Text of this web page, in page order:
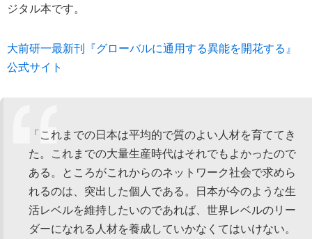
ジタル本です。
大前研一最新刊『グローバルに通用する異能を開花する』
公式サイト
「これまでの日本は平均的で質のよい人材を育ててき
た。これまでの大量生産時代はそれでもよかったので
ある。ところがこれからのネットワーク社会で求めら
れるのは、突出した個人である。日本が今のような生
活レベルを維持したいのであれば、世界レベルのリー
ダーになれる人材を養成していかなくてはいけない。